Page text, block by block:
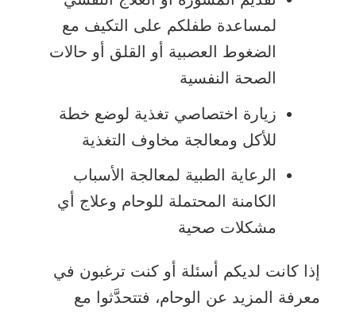
لمساعدة طفلكم على التكيف مع
الضغوط العصبية أو القلق أو حالات
الصحة النفسية
زيارة اختصاصي تغذية لوضع خطة
للأكل ومعالجة مخاوف التغذية
الرعاية الطبية لمعالجة الأسباب
الكامنة المحتملة للوحام وعلاج أي
مشكلات صحية
إذا كانت لديكم أسئلة أو كنت ترغبون في
معرفة المزيد عن الوحام، فتتحدَّثوا مع